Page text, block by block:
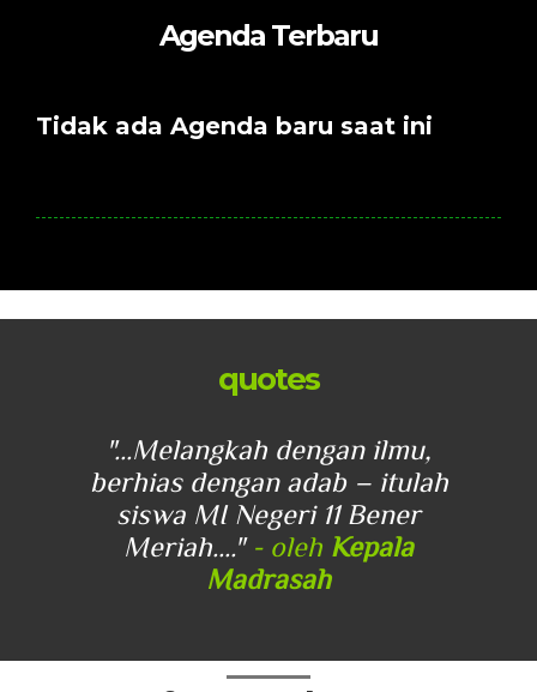
Agenda Terbaru
Tidak ada Agenda baru saat ini
quotes
"...Melangkah dengan ilmu,
berhias dengan adab – itulah
siswa MI Negeri 11 Bener
Meriah...." - oleh Kepala
Madrasah